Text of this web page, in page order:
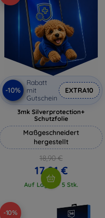
-10%
Rabatt
mit
Gutschein
EXTRA10
3mk Silverprotection+
Schutzfolie
Maßgeschneidert
hergestellt
18,90 €
17,01 €
Auf Lager > 5 Stk.
-10%